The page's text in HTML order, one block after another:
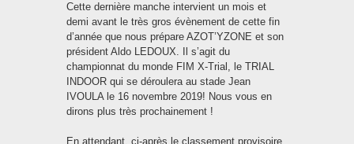
Cette dernière manche intervient un mois et
demi avant le très gros évènement de cette fin
d’année que nous prépare AZOT’YZONE et son
président Aldo LEDOUX. Il s’agit du
championnat du monde FIM X-Trial, le TRIAL
INDOOR qui se déroulera au stade Jean
IVOULA le 16 novembre 2019! Nous vous en
dirons plus très prochainement !
En attendant, ci-après le classement provisoire